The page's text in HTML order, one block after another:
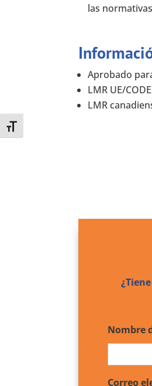
Toggle Font size
las
Aprobado
LMR UE/
LMR
Nombre
Correo